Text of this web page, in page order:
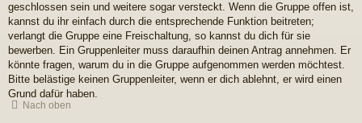
geschlossen sein und weitere sogar versteckt. Wenn die Gruppe offen ist,
kannst du ihr einfach durch die entsprechende Funktion beitreten;
verlangt die Gruppe eine Freischaltung, so kannst du dich für sie
bewerben. Ein Gruppenleiter muss daraufhin deinen Antrag annehmen. Er
könnte fragen, warum du in die Gruppe aufgenommen werden möchtest.
Bitte belästige keinen Gruppenleiter, wenn er dich ablehnt, er wird einen
Grund dafür haben.
Nach oben